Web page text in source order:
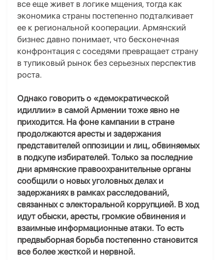
все еще живет в логике мщения, тогда как
экономика страны постепенно подталкивает
ее к региональной кооперации. Армянский
бизнес давно понимает, что бесконечная
конфронтация с соседями превращает страну
в тупиковый рынок без серьезных перспектив
роста.
Однако говорить о «демократической
идиллии» в самой Армении тоже явно не
приходится. На фоне кампании в стране
продолжаются аресты и задержания
представителей оппозиции и лиц, обвиняемых
в подкупе избирателей. Только за последние
дни армянские правоохранительные органы
сообщили о новых уголовных делах и
задержаниях в рамках расследований,
связанных с электоральной коррупцией. В ход
идут обыски, аресты, громкие обвинения и
взаимные информационные атаки. То есть
предвыборная борьба постепенно становится
все более жесткой и нервной.